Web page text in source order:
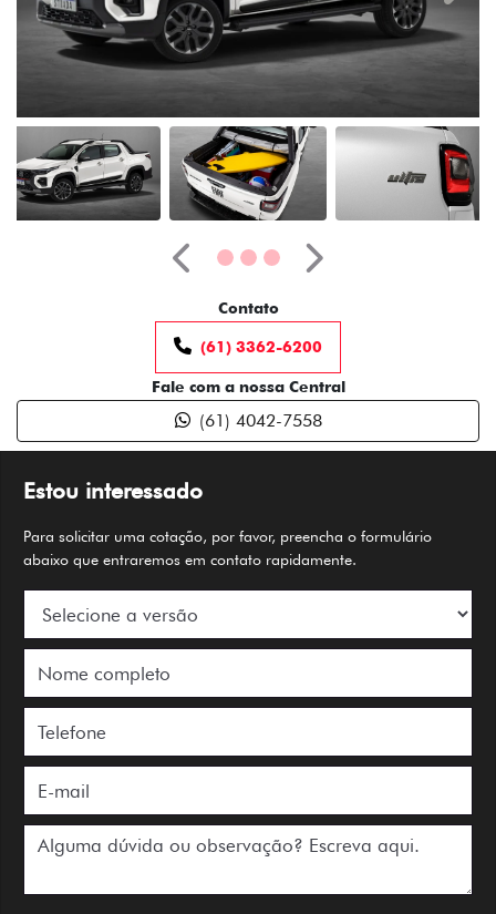
Estou interessado
Para solicitar uma cotação, por favor, preencha o formulário
abaixo que entraremos em contato rapidamente.
Anterior Próximo
Contato
(61) 3362-6200
Fale com a nossa Central
(61) 4042-7558